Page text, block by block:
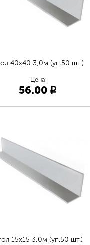
40х40 3,0м (уп.50 шт.)
Цена:
56.00 p
15х15 3,0м (уп.50 шт.)